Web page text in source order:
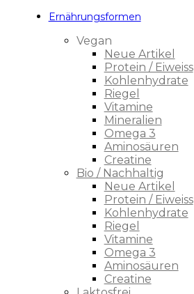
Ernährungsformen
Vegan
Neue Artikel
Protein / Eiweiss
Kohlenhydrate
Riegel
Vitamine
Mineralien
Omega 3
Aminosäuren
Creatine
Bio / Nachhaltig
Neue Artikel
Protein / Eiweiss
Kohlenhydrate
Riegel
Vitamine
Omega 3
Aminosäuren
Creatine